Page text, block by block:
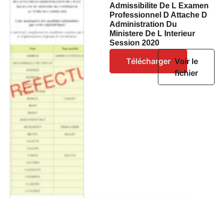
Admissibilite De L Examen
Professionnel D Attache D
Administration Du
Ministere De L Interieur
Session 2020
Télécharger Voir le
fichier